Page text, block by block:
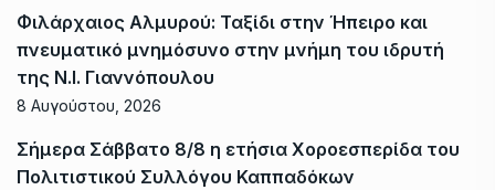
Φιλάρχαιος Αλμυρού: Ταξίδι στην Ήπειρο και
πνευματικό μνημόσυνο στην μνήμη του ιδρυτή
της Ν.Ι. Γιαννόπουλου
8 Αυγούστου, 2026
Σήμερα Σάββατο 8/8 η ετήσια Χοροεσπερίδα του
Πολιτιστικού Συλλόγου Καππαδόκων